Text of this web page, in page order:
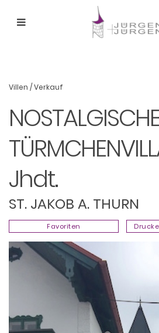
Villen /Verkauf
Jhdt.
ST. JAKOB A. THURN
Favoriten